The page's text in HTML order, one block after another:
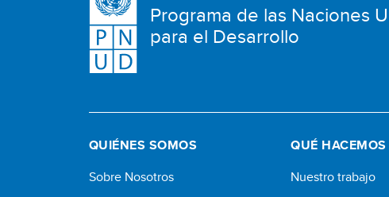
Programa de las Naciones
para el Desarrollo
QUIÉNES SOMOS
Sobre Nosotros
QUÉ HACEMOS
Nuestro trabajo